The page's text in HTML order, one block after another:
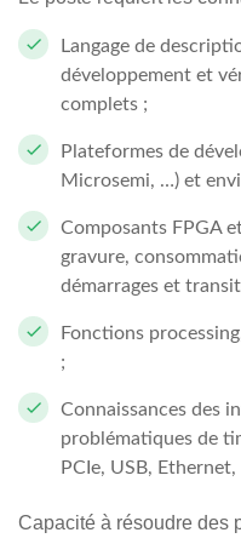
Langage de
développement et
complets ;
Plateformes de
Microsemi, …) et
Composants FPGA
gravure,
démarrages et
Fonctions
;
Connaissances des
problématiques de
PCIe, USB,
Capacité à résoudre des